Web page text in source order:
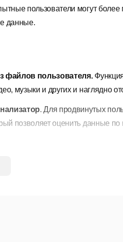
пользователи могут
данные.
файлов пользователя.
музыки и других и наглядно
. Для продвинутых
позволяет оценить данные
их, не прибегая к